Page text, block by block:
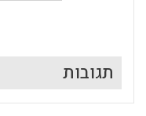
תגובות